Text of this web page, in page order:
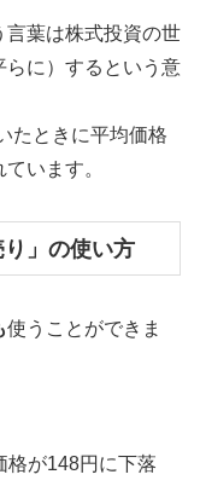
言葉は株式投資の世
らに）するという意
たときに平均価格
います。
」の使い方
使うことができま
格が148円に下落